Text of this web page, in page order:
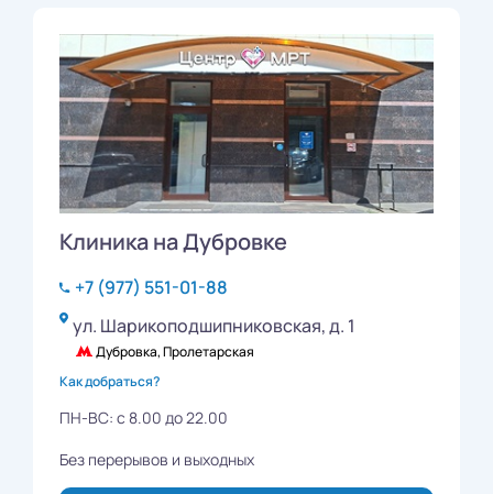
Клиника на Дубровке
+7 (977) 551-01-88
ул. Шарикоподшипниковская, д. 1
Дубровка, Пролетарская
Как добраться?
ПН-ВС: с 8.00 до 22.00
Без перерывов и выходных